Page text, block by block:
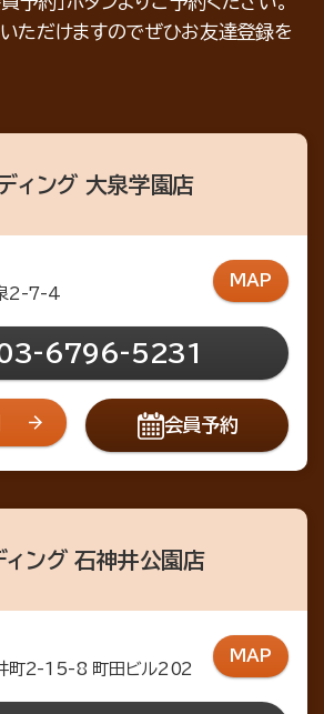
ただけますのでぜひお友達登録を
ィング 大泉学園店
2-7-4
MAP
6796-5231
会員予約
ィング 石神井公園店
町2-15-8 町田ビル202
MAP